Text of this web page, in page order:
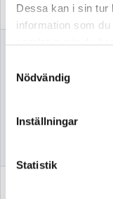
Dessa kan i sin tur
information som
samlat in när du
Nödvändig
Inställningar
Statistik
HANE/HONDEL
Finns i lager